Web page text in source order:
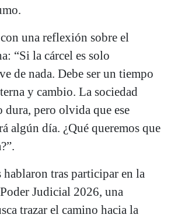
una reflexión sobre el
“Si la cárcel es solo
de nada. Debe ser un tiempo
y cambio. La sociedad
dura, pero olvida que ese
algún día. ¿Qué queremos que
hablaron tras participar en la
Judicial 2026, una
trazar el camino hacia la